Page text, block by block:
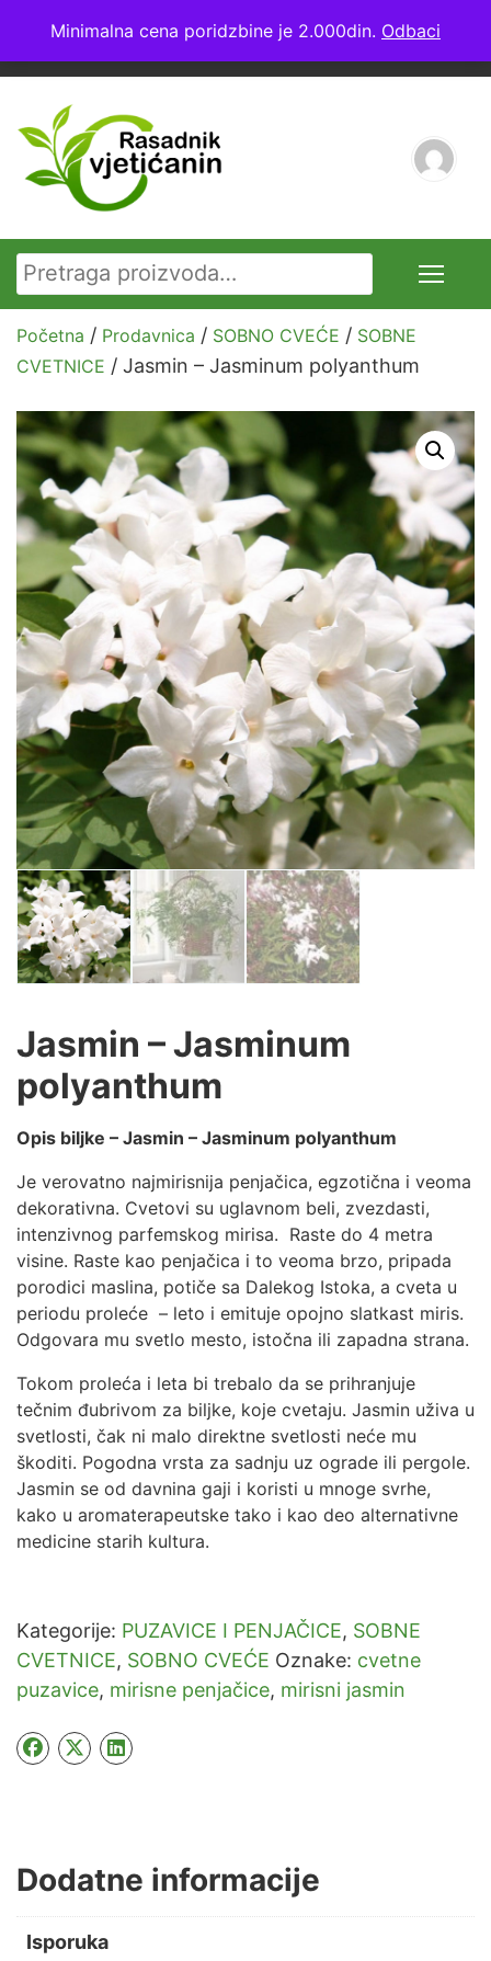
4.8★★★★★
065 555 8 685
Pretraga za:
Početna / Prodavnica / SOBNO CVEĆE / SOBNE
CVETNICE / Jasmin – Jasminum polyanthum
Jasmin – Jasminum
polyanthum
Opis biljke – Jasmin – Jasminum polyanthum
Je verovatno najmirisnija penjačica, egzotična i veoma
dekorativna. Cvetovi su uglavnom beli, zvezdasti,
intenzivnog parfemskog mirisa. Raste do 4 metra
visine. Raste kao penjačica i to veoma brzo, pripada
porodici maslina, potiče sa Dalekog Istoka, a cveta u
periodu proleće – leto i emituje opojno slatkast miris.
Odgovara mu svetlo mesto, istočna ili zapadna strana.
Tokom proleća i leta bi trebalo da se prihranjuje
tečnim đubrivom za biljke, koje cvetaju. Jasmin uživa u
svetlosti, čak ni malo direktne svetlosti neće mu
škoditi. Pogodna vrsta za sadnju uz ograde ili pergole.
Jasmin se od davnina gaji i koristi u mnoge svrhe,
kako u aromaterapeutske tako i kao deo alternativne
medicine starih kultura.
Kategorije: PUZAVICE I PENJAČICE, SOBNE
CVETNICE, SOBNO CVEĆE Oznake: cvetne
puzavice, mirisne penjačice, mirisni jasmin
Dodatne informacije
Isporuka
Minimalna cena poridzbine je 2.000din. Odbaci